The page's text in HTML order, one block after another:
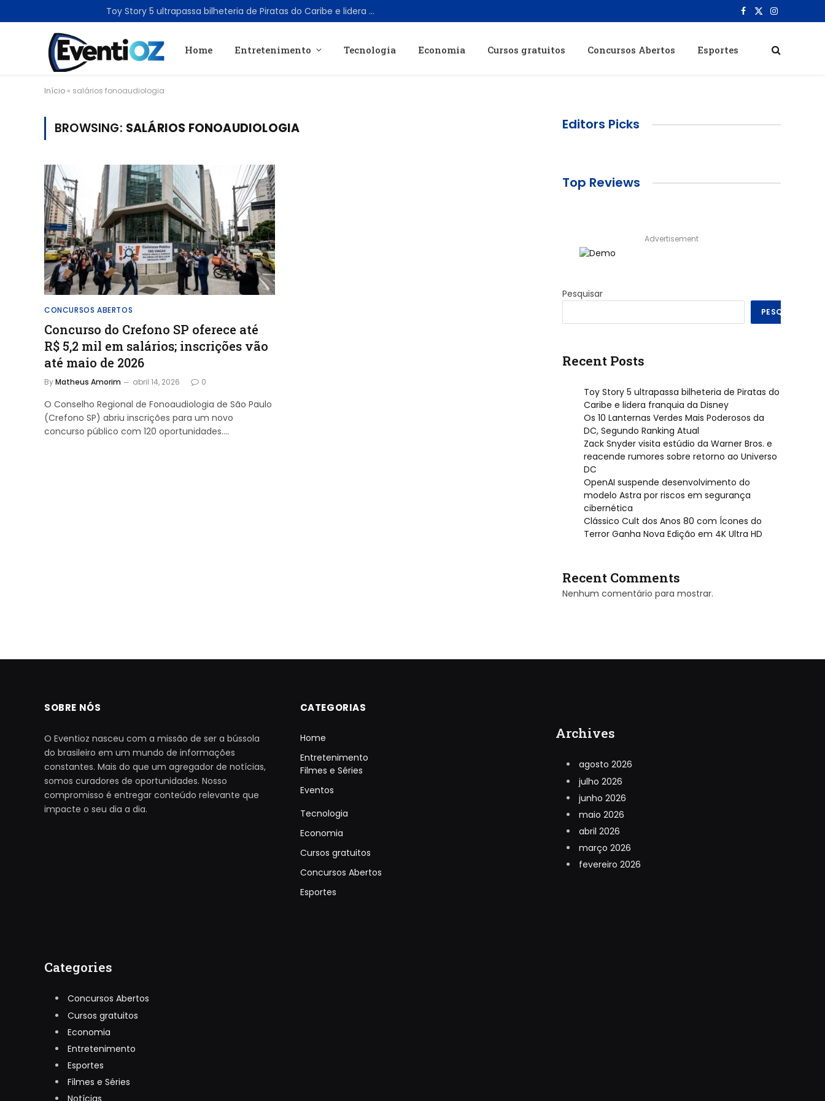
Toy Story 5 ultrapassa bilheteria de Piratas do Caribe e lidera franquia da Disney Facebook
X
Instagram
Home Entretenimento Tecnologia Economia Cursos gratuitos Concursos Abertos Esportes
Início » salários fonoaudiologia
BROWSING: SALÁRIOS FONOAUDIOLOGIA
CONCURSOS ABERTOS
Concurso do Crefono SP oferece até
R$ 5,2 mil em salários; inscrições vão
até maio de 2026
ByMatheus Amorim abril 14, 2026 0
O Conselho Regional de Fonoaudiologia de São Paulo
(Crefono SP) abriu inscrições para um novo
concurso público com 120 oportunidades.…
Editors Picks
Top Reviews
Advertisement
Pesquisar
PESQUISAR
Recent Posts
Toy Story 5 ultrapassa bilheteria de Piratas do
Caribe e lidera franquia da Disney
Os 10 Lanternas Verdes Mais Poderosos da
DC, Segundo Ranking Atual
Zack Snyder visita estúdio da Warner Bros. e
reacende rumores sobre retorno ao Universo
DC
OpenAI suspende desenvolvimento do
modelo Astra por riscos em segurança
cibernética
Clássico Cult dos Anos 80 com Ícones do
Terror Ganha Nova Edição em 4K Ultra HD
Recent Comments
Nenhum comentário para mostrar.
SOBRE NÓS
O Eventioz nasceu com a missão de ser a bússola
do brasileiro em um mundo de informações
constantes. Mais do que um agregador de notícias,
somos curadores de oportunidades. Nosso
compromisso é entregar conteúdo relevante que
impacte o seu dia a dia.
CATEGORIAS
Home
Entretenimento
Filmes e Séries
Eventos
Tecnologia
Economia
Cursos gratuitos
Concursos Abertos
Esportes
Archives
agosto 2026
julho 2026
junho 2026
maio 2026
abril 2026
março 2026
fevereiro 2026
Categories
Concursos Abertos
Cursos gratuitos
Economia
Entretenimento
Esportes
Filmes e Séries